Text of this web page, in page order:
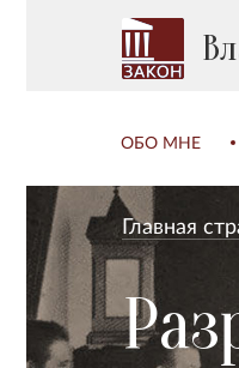
ОБО МНЕ
Главная